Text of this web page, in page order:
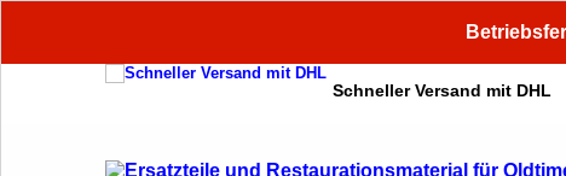
Schneller Versand mit DHL